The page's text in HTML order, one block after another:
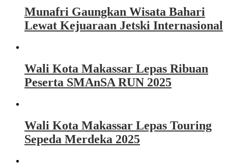
Munafri Gaungkan Wisata Bahari
Lewat Kejuaraan Jetski Internasional
Wali Kota Makassar Lepas Ribuan
Peserta SMAnSA RUN 2025
Wali Kota Makassar Lepas Touring
Sepeda Merdeka 2025